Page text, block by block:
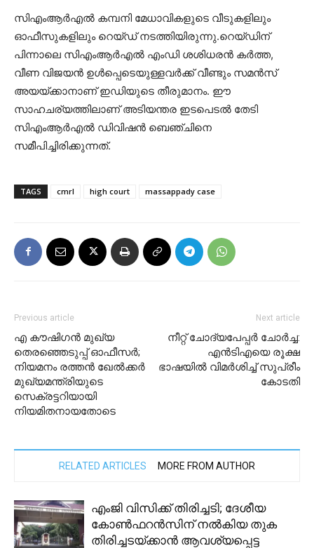
സിഎംആർഎൽ കമ്പനി മേധാവികളുടെ വീടുകളിലും
ഓഫീസുകളിലും റെയ്‌ഡ് നടത്തിയിരുന്നു.റെയ്‌ഡിന്
പിന്നാലെ സിഎംആർഎൽ എംഡി ശശിധരൻ കർത്ത,​
വീണ വിജയൻ ഉൾപ്പെടെയുള്ളവർക്ക് വീണ്ടും സമൻസ്
അയയ്ക്കാനാണ് ഇഡിയുടെ തീരുമാനം. ഈ
സാഹചര്യത്തിലാണ് അടിയന്തര ഇടപെടൽ തേടി
സിഎംആർഎൽ ഡിവിഷൻ ബെഞ്ചിനെ
സമീപിച്ചിരിക്കുന്നത്.
TAGS cmrl high court massappady case
Previous article
എ കൗഷിഗൻ മുഖ്യ
തെരഞ്ഞെടുപ്പ് ഓഫീസർ;
നിയമനം രത്തൻ ഖേൽക്കർ
മുഖ്യമന്ത്രിയുടെ
സെക്രട്ടറിയായി
നിയമിതനായതോടെ
Next article
നീറ്റ് ചോദ്യപേപ്പർ ചോർച്ച:
എൻടിഎയെ രൂക്ഷ
ഭാഷയിൽ വിമർശിച്ച് സുപ്രീം
കോടതി
RELATED ARTICLES MORE FROM AUTHOR
എംജി വിസിക്ക് തിരിച്ചടി; ദേശീയ
കോണ്‍ഫറന്‍സിന് നല്‍കിയ തുക
തിരിച്ചടയ്ക്കാന്‍ ആവശ്യപ്പെട്ട